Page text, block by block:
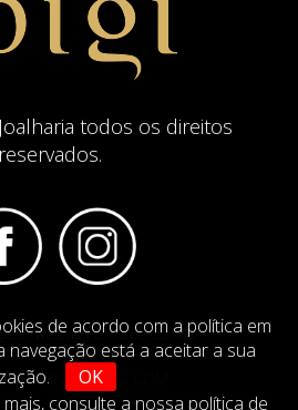
de acordo com a política em
navegação está a aceitar a sua
OK
consulte a nossa política de
todos os direitos
reservados.
Website Politica de Cookies
IMAGINEVIRTUAL.COM